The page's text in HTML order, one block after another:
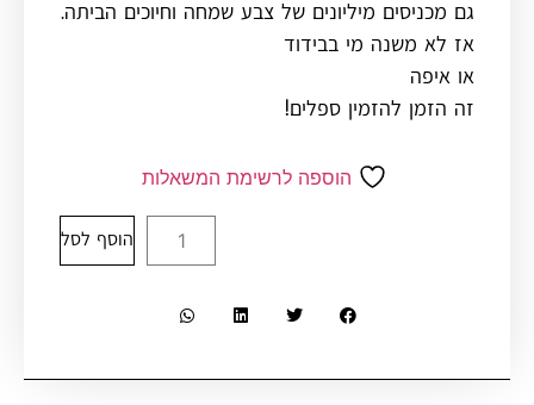
גם מכניסים מיליונים של צבע שמחה וחיוכים הביתה.
אז לא משנה מי בבידוד
או איפה
זה הזמן להזמין ספלים!
הוספה לרשימת המשאלות
הוסף לסל